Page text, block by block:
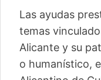
Las ayudas
temas
Alicante y su
o humanístico,